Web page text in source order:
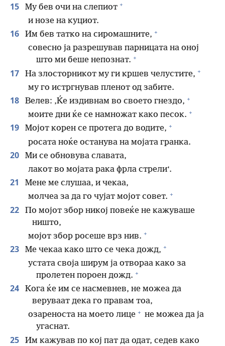
15 Му бев очи на слепиот +
и нозе на куциот.
16 Им бев татко на сиромашните, +
совесно ја разрешував парницата на оној
што ми беше непознат. +
17 На злосторникот му ги кршев челустите, +
му го истргнував пленот од забите.
18 Велев: ‚Ќе издивнам во своето гнездо, +
моите дни ќе се намножат како песок. +
19 Мојот корен се протега до водите, +
росата ноќе останува на мојата гранка.
20
Ми се обновува славата,
лакот во мојата рака фрла стрели‘.
21
Мене ме слушаа, и чекаа,
молчеа за да го чујат мојот совет. +
22
По мојот збор никој повеќе не кажуваше
ништо,
мојот збор росеше врз нив. +
23 Ме чекаа како што се чека дожд, +
устата своја ширум ја отвораа како за
пролетен пороен дожд. +
24
Кога ќе им се насмевнев, не можеа да
веруваат дека го правам тоа,
озареноста на моето лице + не можеа да ја
угаснат.
25
Им кажував по кој пат да одат, седев како